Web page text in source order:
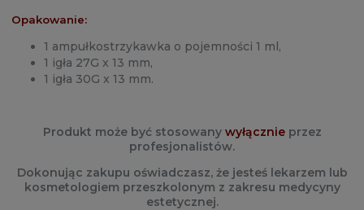
Opakowanie:
1 ampułkostrzykawka o pojemności 1 ml,
1 igła 27G x 13 mm,
1 igła 30G x 13 mm.
Produkt może być stosowany wyłącznie przez
profesjonalistów.
Dokonując zakupu oświadczasz, że jesteś lekarzem lub
kosmetologiem przeszkolonym z zakresu medycyny
estetycznej.